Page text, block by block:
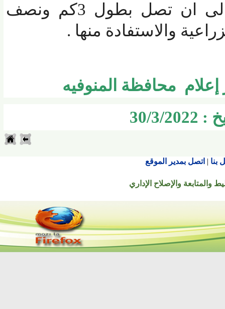
وزيادة مسافة الحفر الى ان تصل بطول 3كم ونصف
والاستفادة منها.
محافظة المنوفيه
| اتصل بمدير الموقع
والإصلاح الإداري